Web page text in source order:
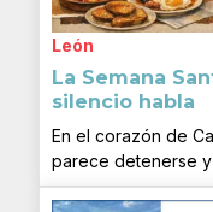
León
La Semana
silencio habla
En el corazón de
parece detenerse y